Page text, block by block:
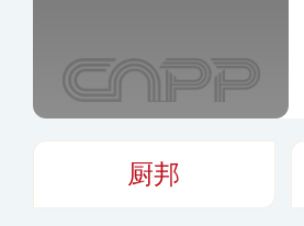
厨邦